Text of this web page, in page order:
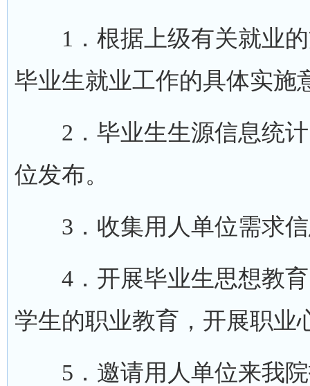
1．根据上级有关就业的
毕业生就业工作的具体实施
2．毕业生生源信息统计
位发布。
3．收集用人单位需求信
4．开展毕业生思想教育
学生的职业教育，开展职业
5．邀请用人单位来我院